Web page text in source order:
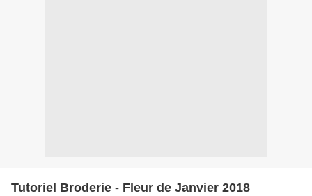
Tutoriel Broderie - Fleur de Janvier 2018